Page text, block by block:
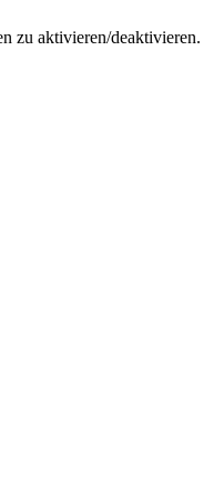
zu aktivieren/deaktivieren.